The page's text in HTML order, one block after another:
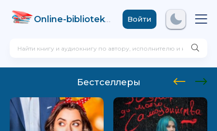
Online-biblioteka .comВойти
Бестселлеры